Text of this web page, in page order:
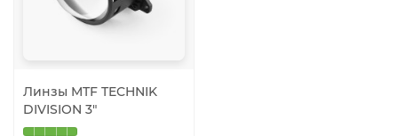
Линзы MTF TECHNIK
DIVISION 3"